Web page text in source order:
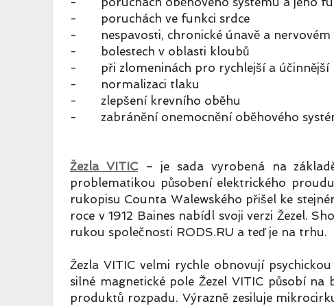
- poruchách ve funkci srdce
- nespavosti, chronické únavě a nervovém
- bolestech v oblasti kloubů
- při zlomeninách pro rychlejší a účinnější
- normalizaci tlaku
- zlepšení krevního oběhu
- zabránění onemocnění oběhového
Žezla VITIC– je sada vyrobená na
problematikou působení elektrického
rukopisu Counta Walewského přišel ke
roce v 1912 Baines nabídl svoji verzi Žezel.
rukou společnosti RODS.RU a teď je na trhu.
Žezla VITIC velmi rychle obnovují
silné magnetické pole Žezel VITIC působí
produktů rozpadu. Výrazně zesiluje